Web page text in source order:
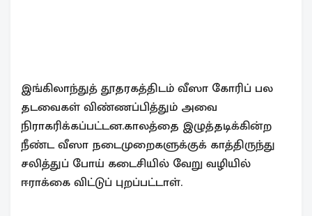
இங்கிலாந்துத் தூதரகத்திடம் வீஸா கோரிப் பல
தடவைகள் விண்ணப்பித்தும் அவை
நிராகரிக்கப்பட்டன.காலத்தை இழுத்தடிக்கின்ற
நீண்ட வீஸா நடைமுறைகளுக்குக் காத்திருந்து
சலித்துப் போய் கடைசியில் வேறு வழியில்
ஈராக்கை விட்டுப் புறப்பட்டாள்.